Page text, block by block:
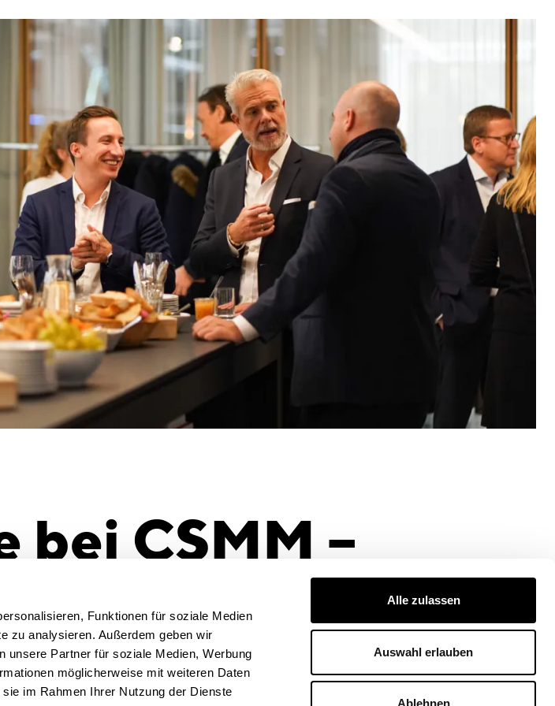
Funktionen für soziale Medien
zu analysieren. Außerdem geben wir
unsere Partner für soziale Medien, Werbung
möglicherweise mit weiteren Daten
im Rahmen Ihrer Nutzung der Dienste
Alle zulassen
Auswahl erlauben
Ablehnen
bei CSMM –
Fest
und